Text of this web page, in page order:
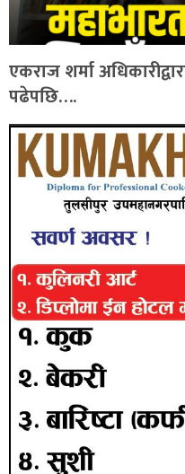
एकराज शर्मा
पढेपछि….